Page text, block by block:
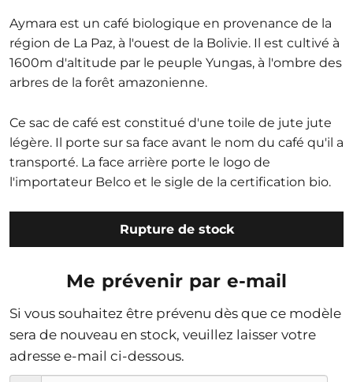
Aymara est un café biologique en provenance de la
région de La Paz, à l'ouest de la Bolivie. Il est cultivé à
1600m d'altitude par le peuple Yungas, à l'ombre des
arbres de la forêt amazonienne.
Ce sac de café est constitué d'une toile de jute jute
légère. Il porte sur sa face avant le nom du café qu'il a
transporté. La face arrière porte le logo de
l'importateur Belco et le sigle de la certification bio.
Rupture de stock
Me prévenir par e-mail
Si vous souhaitez être prévenu dès que ce modèle
sera de nouveau en stock, veuillez laisser votre
adresse e-mail ci-dessous.